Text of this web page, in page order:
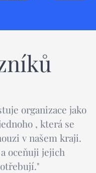
organizace jako
, která se
v našem kraji.
oceňuji jejich